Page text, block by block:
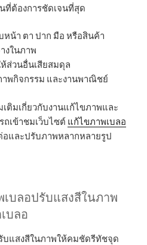
ที่ต้องการชัดเจนที่สุด
หน้า ตา ปาก มือ หรือสินค้า
งในภาพ
ส่วนอื่นเสียสมดุล
าพกิจกรรม และงานพาณิชย์
ติมเกี่ยวกับงานแก้ไขภาพและ
เข้าชมเว็บไซต์ แก้ไขภาพเบลอ
และปรับภาพหลากหลายรูป
บลอปรับแสงสีในภาพ
บลอ
บแสงสีในภาพให้คมชัดรีทัชจุด